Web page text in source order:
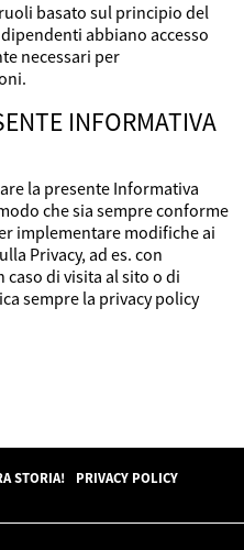
basato sul principio del
abbiano accesso
necessari per
INFORMATIVA
la presente Informativa
che sia sempre conforme
implementare modifiche ai
Privacy, ad es. con
di visita al sito o di
sempre la privacy policy
STORIA! PRIVACY POLICY